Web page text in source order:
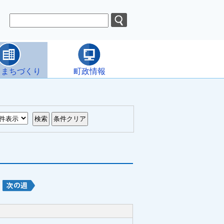
ちづくり 町政情報